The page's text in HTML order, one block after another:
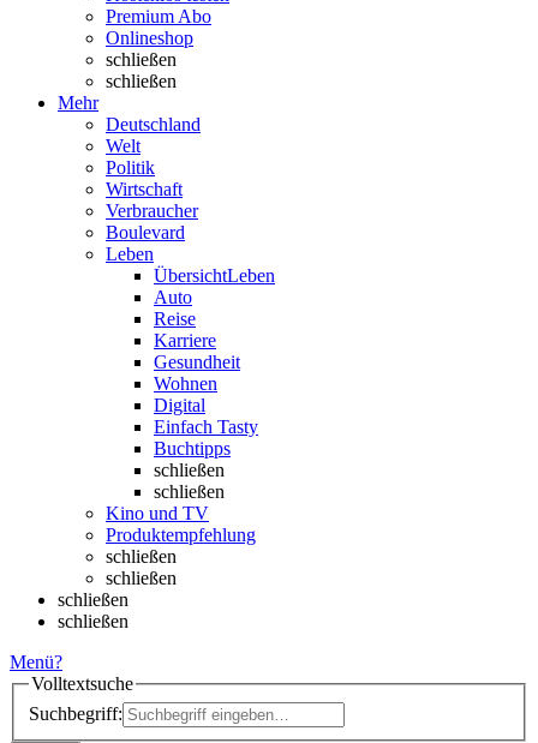
Premium Abo
Onlineshop
schließen
schließen
Mehr
Deutschland
Welt
Politik
Wirtschaft
Verbraucher
Boulevard
Leben
ÜbersichtLeben
Auto
Reise
Karriere
Gesundheit
Wohnen
Digital
Einfach Tasty
Buchtipps
schließen
schließen
Kino und TV
Produktempfehlung
schließen
schließen
schließen
schließen
Menü?
Volltextsuche
Suchbegriff: